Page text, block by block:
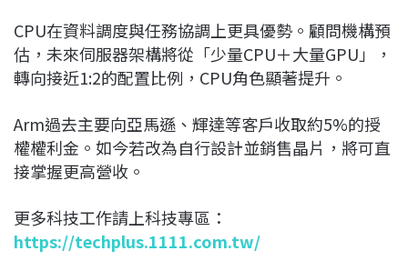
CPU在資料調度與任務協調上更具優勢。顧問機構預
估，未來伺服器架構將從「少量CPU＋大量GPU」，
轉向接近1:2的配置比例，CPU角色顯著提升。
Arm過去主要向亞馬遜 、輝達等客戶收取約5%的授
權權利金。如今若改為自行設計並銷售晶片，將可直
接掌握更高營收。
更多科技工作請上科技專區：
https://techplus.1111.com.tw/